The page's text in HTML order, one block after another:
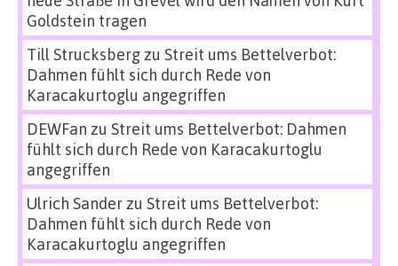
Goldstein tragen
Till Strucksbergzu Streit ums Bettelverbot:
Dahmen fühlt sich durch Rede von
Karacakurtoglu angegriffen
DEWFan zu Streit ums Bettelverbot: Dahmen
fühlt sich durch Rede von Karacakurtoglu
angegriffen
Ulrich Sanderzu Streit ums Bettelverbot:
Dahmen fühlt sich durch Rede von
Karacakurtoglu angegriffen